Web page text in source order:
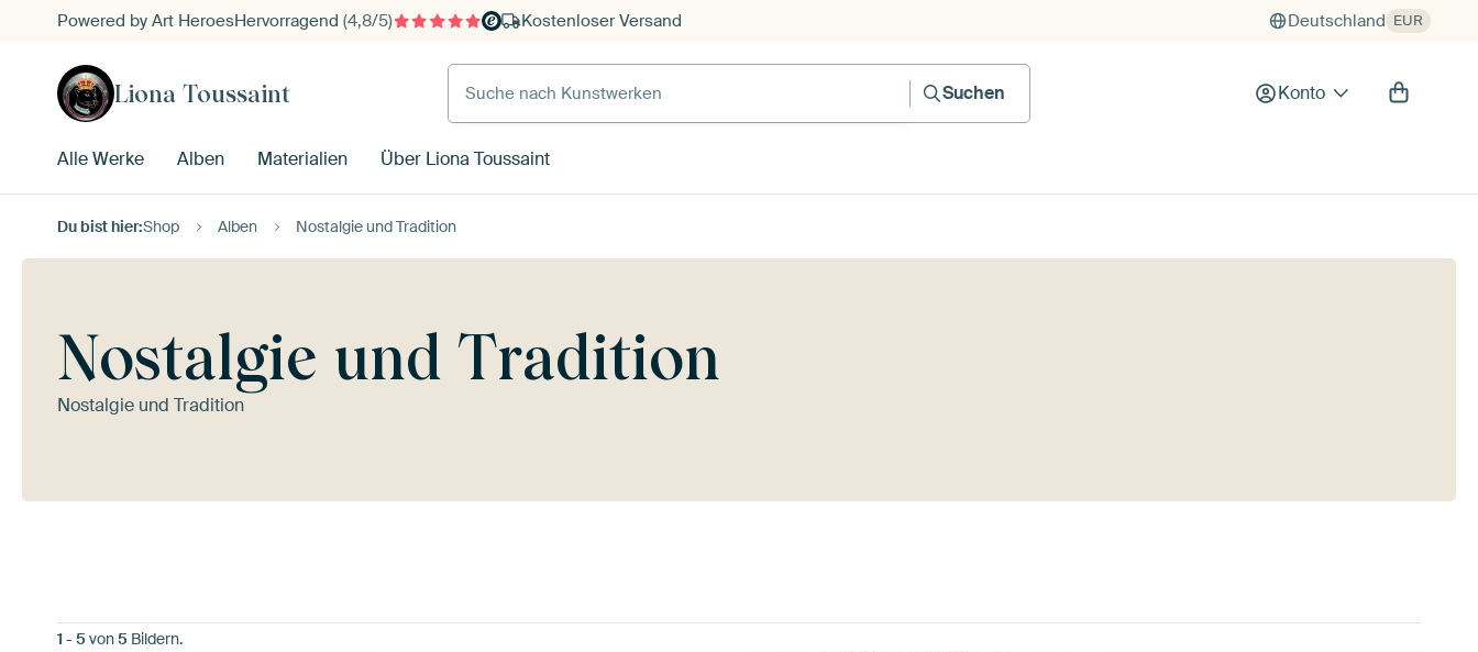
Powered by Art HeroesHervorragend (4,8/5) Kostenloser Versand Deutschland EUR
Liona Toussaint
Suche nach Kunstwerken
Suchen
Konto
Alle Werke Alben Materialien Über Liona Toussaint
Du bist hier:Shop Alben Nostalgie und Tradition
Nostalgie und Tradition
Nostalgie und Tradition
1 - 5von5 Bildern.